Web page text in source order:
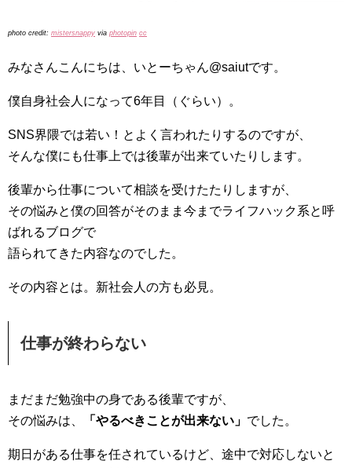
photo credit: mistersnappy via photopin cc
みなさんこんにちは、いとーちゃん@saiutです。
僕自身社会人になって6年目（ぐらい）。
SNS界隈では若い！とよく言われたりするのですが、
そんな僕にも仕事上では後輩が出来ていたりします。
後輩から仕事について相談を受けたたりしますが、
その悩みと僕の回答がそのまま今までライフハック系と呼
ばれるブログで
語られてきた内容なのでした。
その内容とは。新社会人の方も必見。
仕事が終わらない
まだまだ勉強中の身である後輩ですが、
その悩みは、
「やるべきことが出来ない」 でした。
期日がある仕事を任されているけど、途中で対応しないと